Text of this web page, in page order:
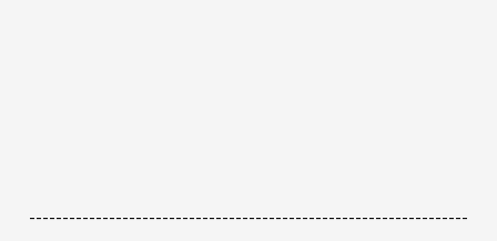
------------------------------------------------------------------